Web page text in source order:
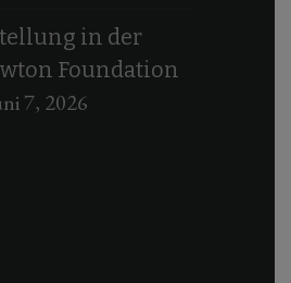
in der
Foundation
7, 2026